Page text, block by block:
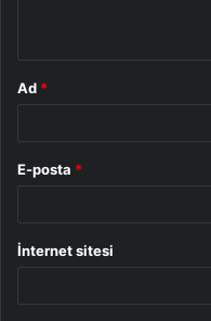
Ad *
E-posta *
İnternet sitesi